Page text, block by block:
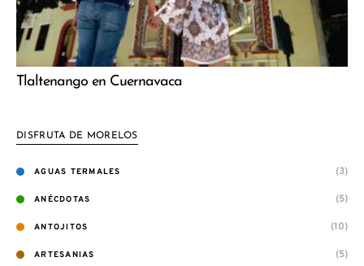
Tlaltenango en Cuernavaca
DISFRUTA DE MORELOS
AGUAS TERMALES (3)
ANÉCDOTAS (5)
ANTOJITOS (10)
ARTESANIAS (5)